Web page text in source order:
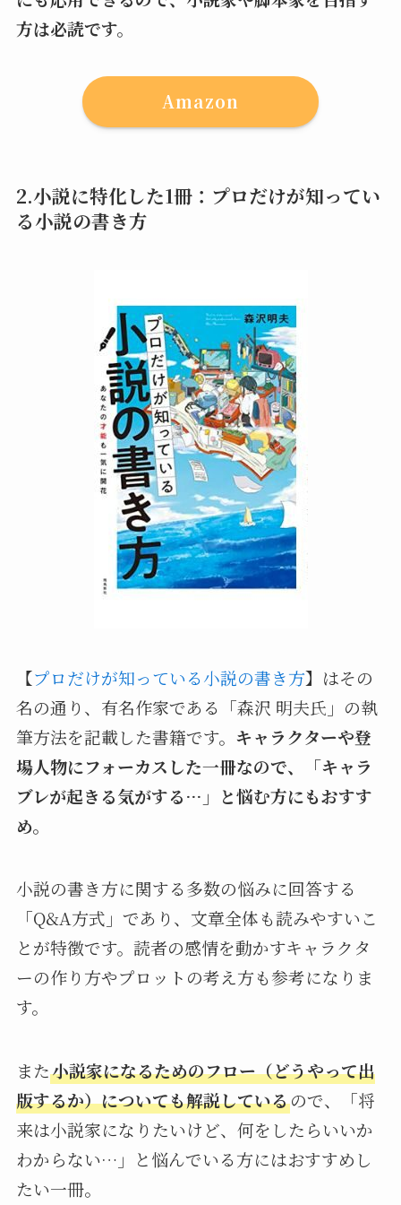
方は必読です。
Amazon
2.小説に特化した1冊：プロだけが知ってい
る小説の書き方
【プロだけが知っている小説の書き方】はその
名の通り、有名作家である「森沢 明夫氏」の執
筆方法を記載した書籍です。 キャラクターや登
場人物にフォーカスした一冊なので、「キャラ
ブレが起きる気がする…」と悩む方にもおすす
め。
小説の書き方に関する多数の悩みに回答する
「Q&A方式」であり、文章全体も読みやすいこ
とが特徴です。読者の感情を動かすキャラクタ
ーの作り方やプロットの考え方も参考になりま
す。
また小説家になるためのフロー（どうやって出
版するか）についても解説しているので、「将
来は小説家になりたいけど、何をしたらいいか
わからない…」と悩んでいる方にはおすすめし
たい一冊。